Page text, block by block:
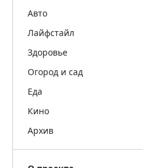
Авто
Лайфстайл
Здоровье
Огород и сад
Еда
Кино
Архив